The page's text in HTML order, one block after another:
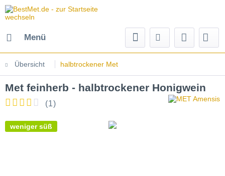
Menü
Übersicht halbtrockener Met
Met feinherb - halbtrockener Honigwein
(1)
weniger süß